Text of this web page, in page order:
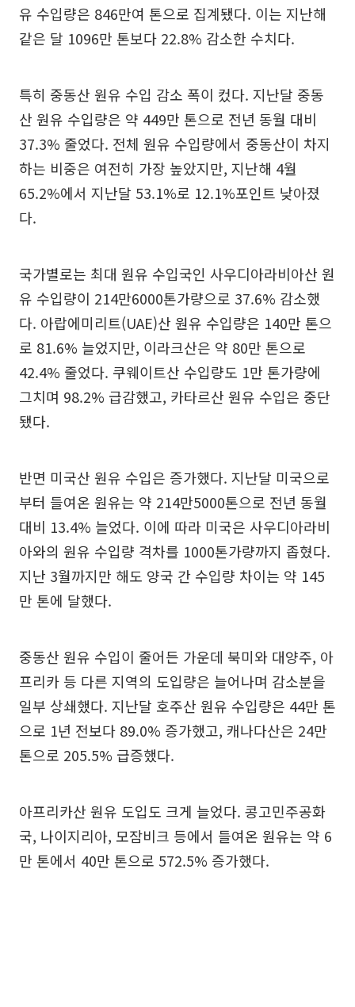
유 수입량은 846만여 톤으로 집계됐다. 이는 지난해
같은 달 1096만 톤보다 22.8% 감소한 수치다.
특히 중동산 원유 수입 감소 폭이 컸다. 지난달 중동
산 원유 수입량은 약 449만 톤으로 전년 동월 대비
37.3% 줄었다. 전체 원유 수입량에서 중동산이 차지
하는 비중은 여전히 가장 높았지만, 지난해 4월
65.2%에서 지난달 53.1%로 12.1%포인트 낮아졌
다.
국가별로는 최대 원유 수입국인 사우디아라비아산 원
유 수입량이 214만6000톤가량으로 37.6% 감소했
다. 아랍에미리트(UAE)산 원유 수입량은 140만 톤으
로 81.6% 늘었지만, 이라크산은 약 80만 톤으로
42.4% 줄었다. 쿠웨이트산 수입량도 1만 톤가량에
그치며 98.2% 급감했고, 카타르산 원유 수입은 중단
됐다.
반면 미국산 원유 수입은 증가했다. 지난달 미국으로
부터 들여온 원유는 약 214만5000톤으로 전년 동월
대비 13.4% 늘었다. 이에 따라 미국은 사우디아라비
아와의 원유 수입량 격차를 1000톤가량까지 좁혔다.
지난 3월까지만 해도 양국 간 수입량 차이는 약 145
만 톤에 달했다.
중동산 원유 수입이 줄어든 가운데 북미와 대양주, 아
프리카 등 다른 지역의 도입량은 늘어나며 감소분을
일부 상쇄했다. 지난달 호주산 원유 수입량은 44만 톤
으로 1년 전보다 89.0% 증가했고, 캐나다산은 24만
톤으로 205.5% 급증했다.
아프리카산 원유 도입도 크게 늘었다. 콩고민주공화
국, 나이지리아, 모잠비크 등에서 들여온 원유는 약 6
만 톤에서 40만 톤으로 572.5% 증가했다.